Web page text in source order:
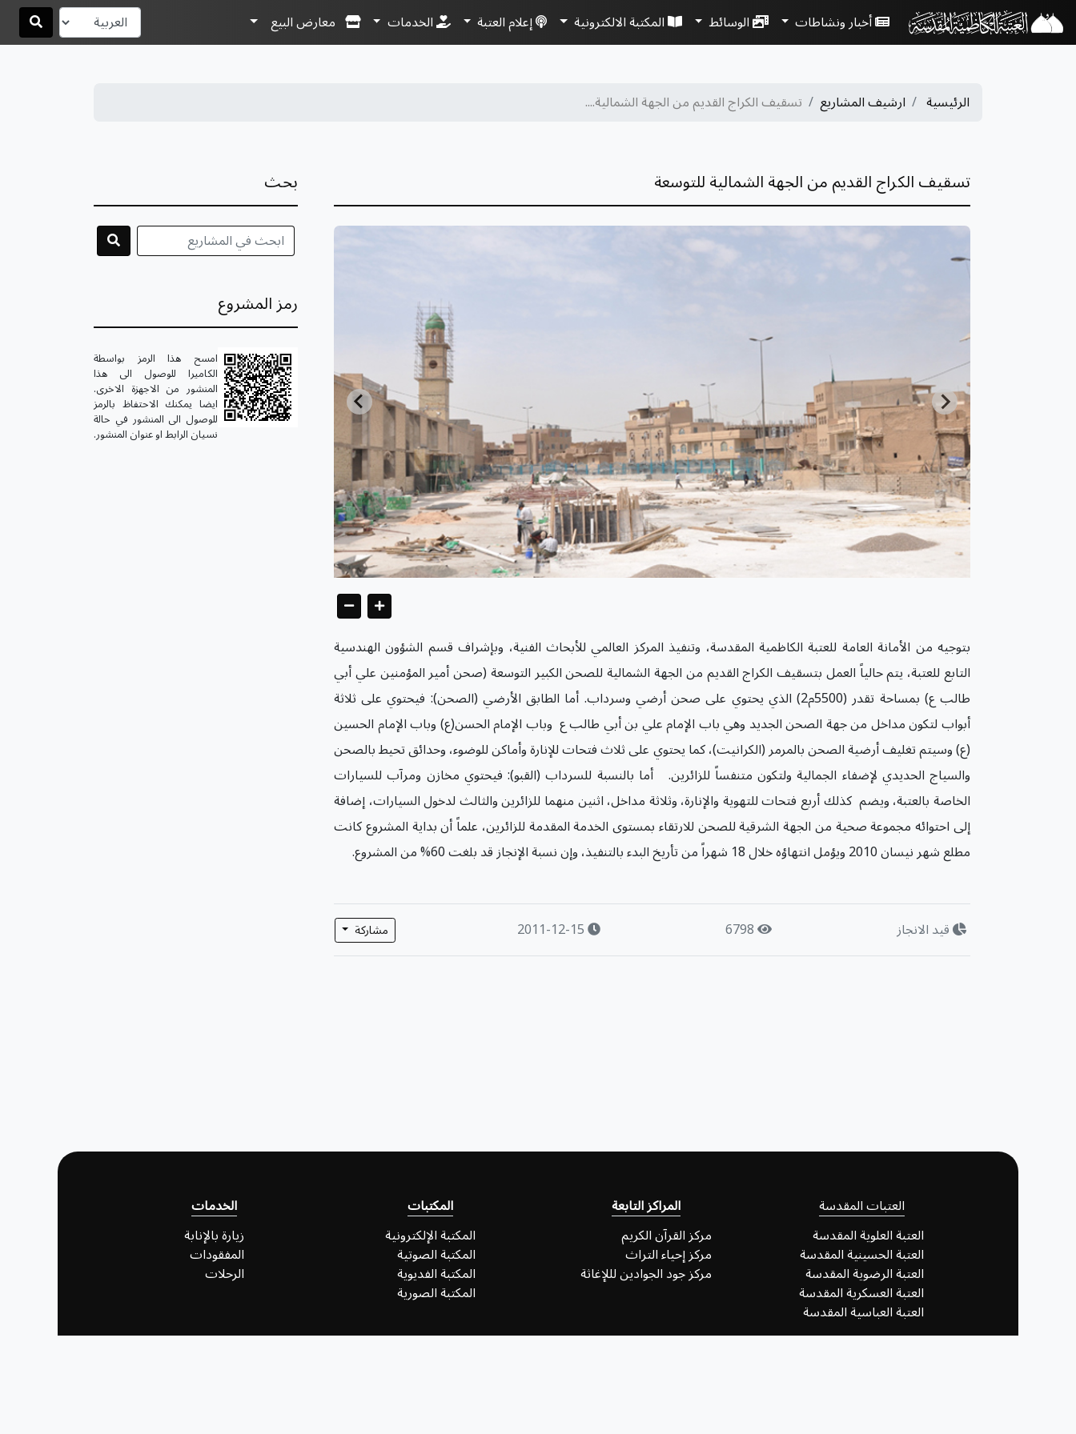
أخبار ونشاطات الوسائط المكتبة الالكترونية إعلام العتبة الخدمات معارض البيع
الرئيسية ارشيف المشاريع تسقيف الكراج القديم من الجهة الشمالية....
تسقيف الكراج القديم من الجهة الشمالية للتوسعة
بتوجيه من الأمانة العامة للعتبة الكاظمية المقدسة، وتنفيذ المركز العالمي للأبحاث الفنية، وبإشراف قسم الشؤون الهندسية
التابع للعتبة، يتم حالياً العمل بتسقيف الكراج القديم من الجهة الشمالية للصحن الكبير التوسعة (صحن أمير المؤمنين علي أبي
طالب ع) بمساحة تقدر (5500م2) الذي يحتوي على صحن أرضي وسرداب. أما الطابق الأرضي (الصحن): فيحتوي على ثلاثة
أبواب لتكون مداخل من جهة الصحن الجديد وهي باب الإمام علي بن أبي طالب ع وباب الإمام الحسن(ع) وباب الإمام الحسين
(ع) وسيتم تغليف أرضية الصحن بالمرمر (الكرانيت)، كما يحتوي على ثلاث فتحات للإنارة وأماكن للوضوء، وحدائق تحيط بالصحن
والسياج الحديدي لإضفاء الجمالية ولتكون متنفساً للزائرين. ​أما بالنسبة للسرداب (القبو): فيحتوي مخازن ومرآب للسيارات
الخاصة بالعتبة، ويضم كذلك أربع فتحات للتهوية والإنارة، وثلاثة مداخل، اثنين منهما للزائرين والثالث لدخول السيارات، إضافة
إلى احتوائه مجموعة صحية من الجهة الشرقية للصحن للارتقاء بمستوى الخدمة المقدمة للزائرين، علماً أن بداية المشروع كانت
مطلع شهر نيسان 2010 ويؤمل انتهاؤه خلال 18 شهراً من تأريخ البدء بالتنفيذ، وإن نسبة الإنجاز قد بلغت 60% من المشروع.
قيد الانجاز 6798
2011-12-15 مشاركة
بحث
رمز المشروع
امسح هذا الرمز بواسطة
الكاميرا للوصول الى هذا
المنشور من الاجهزة الاخرى.
ايضا يمكنك الاحتفاظ بالرمز
للوصول الى المنشور في حالة
نسيان الرابط او عنوان المنشور.
العتبات المقدسة
العتبة العلوية المقدسة
العتبة الحسينية المقدسة
العتبة الرضوية المقدسة
العتبة العسكرية المقدسة
العتبة العباسية المقدسة
المراكز التابعة
مركز القرآن الكريم
مركز إحياء التراث
مركز جود الجوادين لللإغاثة
المكتبات
المكتبة الإلكترونية
المكتبة الصوتية
المكتبة الفديوية
المكتبة الصورية
الخدمات
زيارة بالإنابة
المفقودات
الرحلات